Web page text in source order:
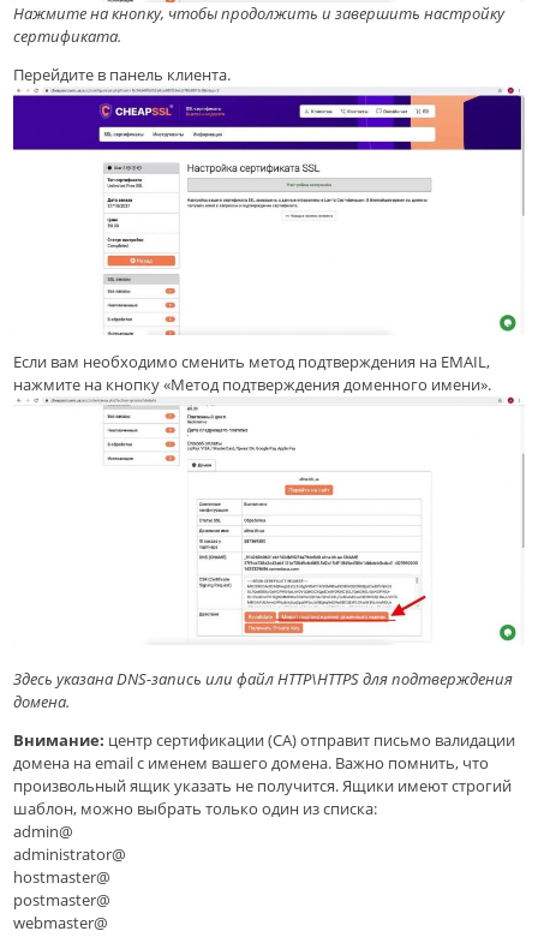
Нажмите на кнопку, чтобы продолжить и завершить настройку
сертификата.
Перейдите в панель клиента.
Если вам необходимо сменить метод подтверждения на EMAIL,
нажмите на кнопку «Метод подтверждения доменного имени».
Здесь указана DNS-запись или файл HTTP\HTTPS для подтверждения
домена.
Внимание: центр сертификации (CA) отправит письмо валидации
домена на email с именем вашего домена. Важно помнить, что
произвольный ящик указать не получится. Ящики имеют строгий
шаблон, можно выбрать только один из списка:
admin@
administrator@
hostmaster@
postmaster@
webmaster@